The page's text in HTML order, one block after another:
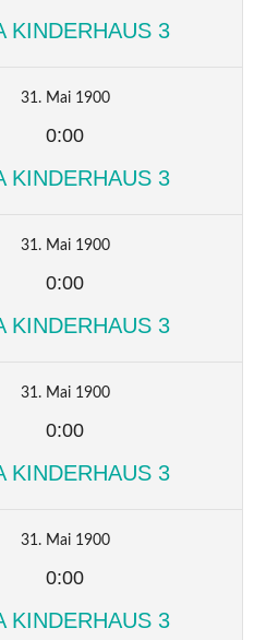
KINDERHAUS 3
31. Mai 1900
0:00
KINDERHAUS 3
31. Mai 1900
0:00
KINDERHAUS 3
31. Mai 1900
0:00
KINDERHAUS 3
31. Mai 1900
0:00
KINDERHAUS 3